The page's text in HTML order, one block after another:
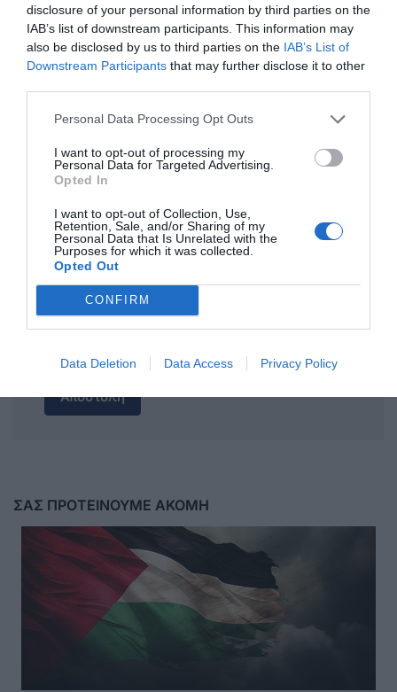
disclosure of your personal information by third parties on the
IAB’s list of downstream participants. This information may
also be disclosed by us to third parties on the IAB’s List of
Downstream Participants that may further disclose it to other
Personal Data Processing Opt Outs
I want to opt-out of processing my
Personal Data for Targeted Advertising.
Opted In
I want to opt-out of Collection, Use,
Retention, Sale, and/or Sharing of my
Personal Data that Is Unrelated with the
Purposes for which it was collected.
Opted Out
CONFIRM
Data Deletion Data Access Privacy Policy
ΟΝΟΜΑ
ΤΙΤΛΟΣ
Αποστολή
ΣΑΣ ΠΡΟΤΕΙΝΟΥΜΕ ΑΚΟΜΗ